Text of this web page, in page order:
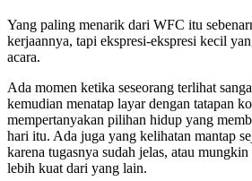
Yang paling menarik dari WFC itu
kerjaannya, tapi ekspresi-ekspresi kecil
acara.
Ada momen ketika seseorang terlihat
kemudian menatap layar dengan tatapan
mempertanyakan pilihan hidup yang
hari itu. Ada juga yang kelihatan mantap
karena tugasnya sudah jelas, atau
lebih kuat dari yang lain.